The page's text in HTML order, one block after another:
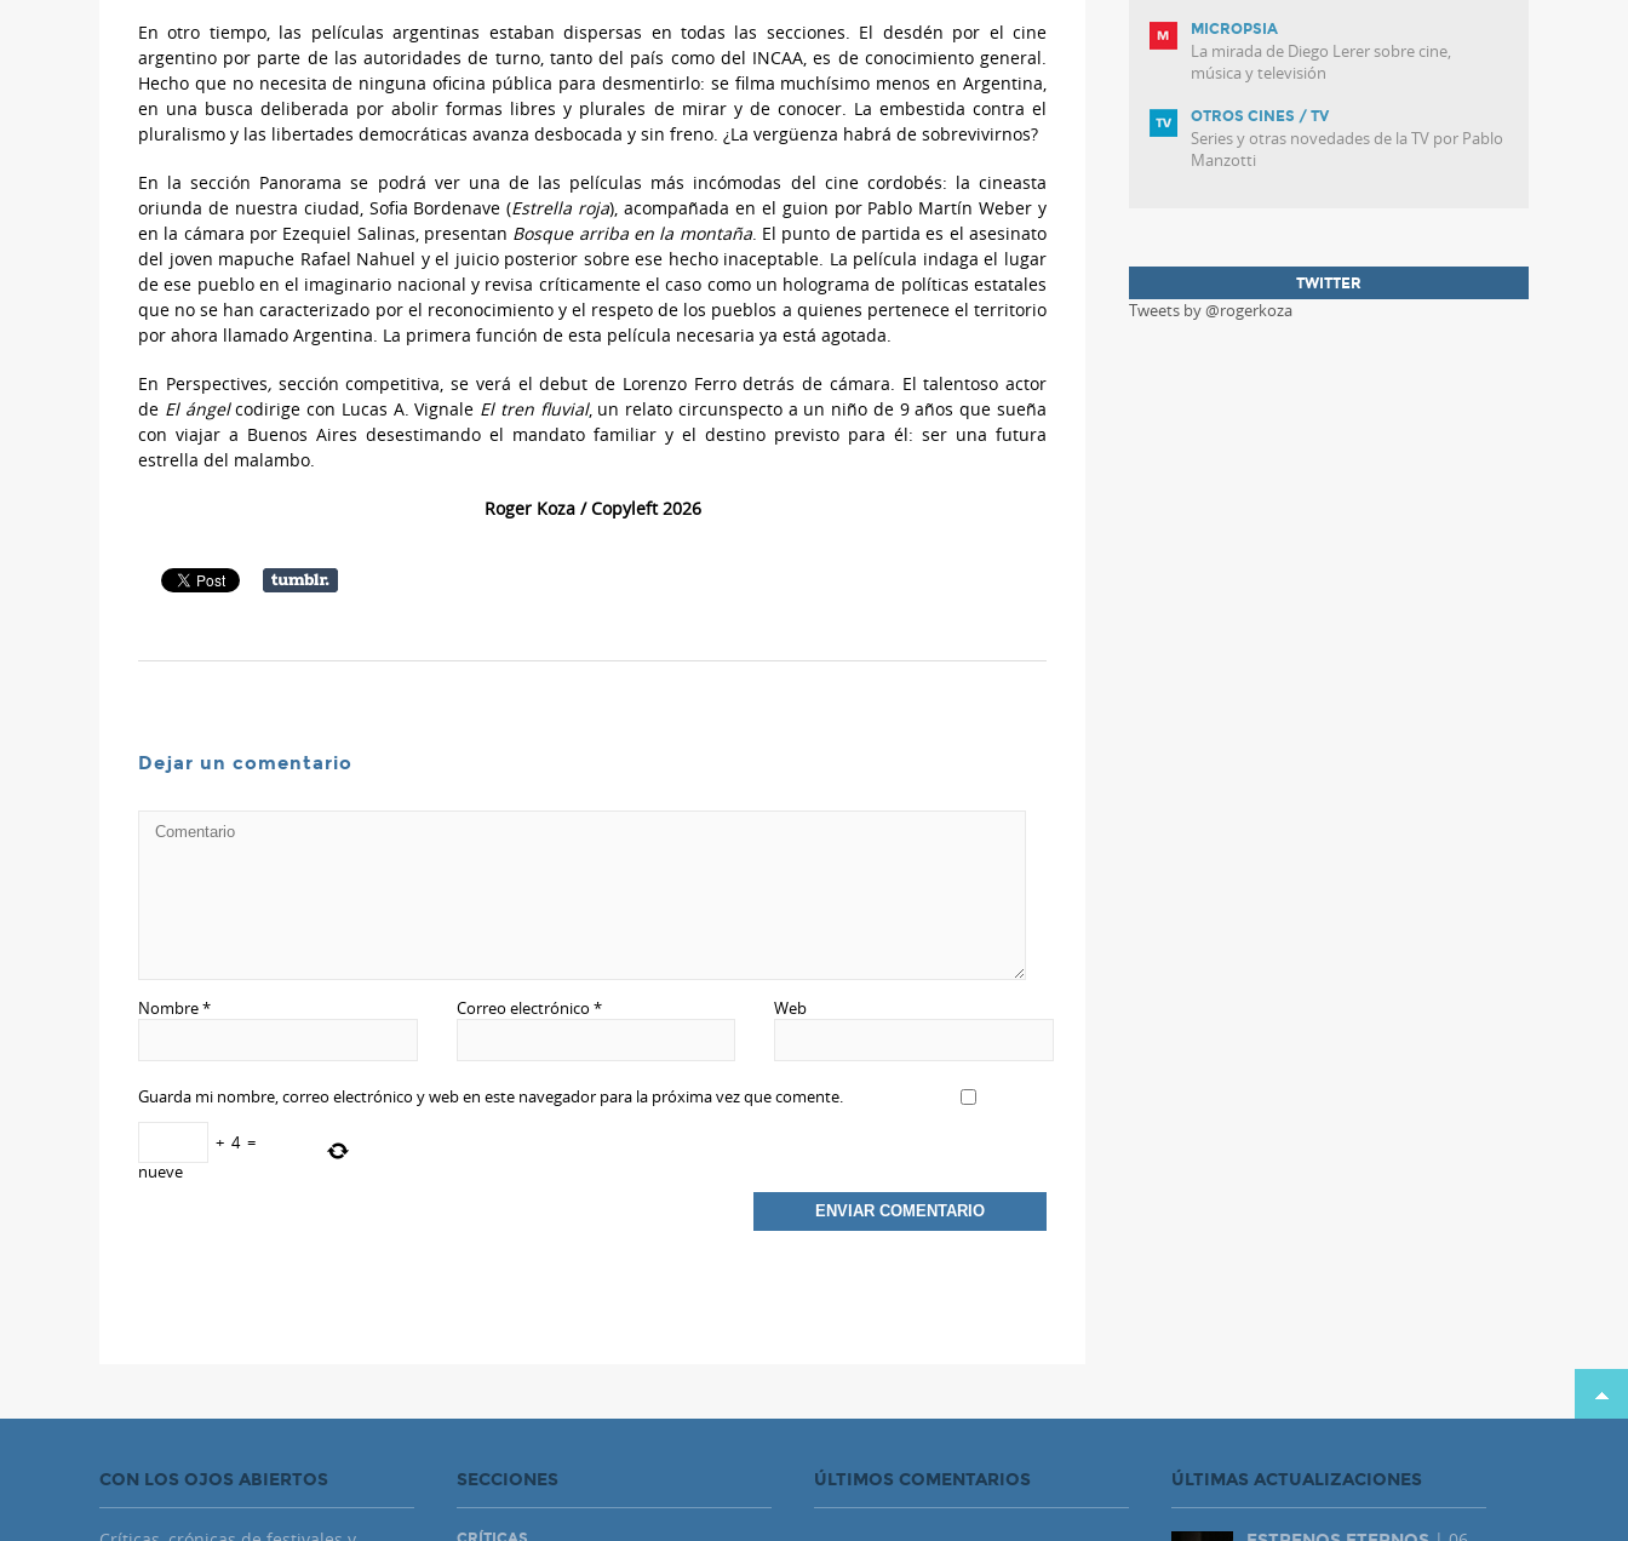
En otro tiempo, las películas argentinas estaban dispersas en todas las secciones. El desdén por el cine
argentino por parte de las autoridades de turno, tanto del país como del INCAA, es de conocimiento general.
Hecho que no necesita de ninguna oficina pública para desmentirlo: se filma muchísimo menos en Argentina,
en una busca deliberada por abolir formas libres y plurales de mirar y de conocer. La embestida contra el
pluralismo y las libertades democráticas avanza desbocada y sin freno. ¿La vergüenza habrá de sobrevivirnos?
En la sección Panorama se podrá ver una de las películas más incómodas del cine cordobés: la cineasta
oriunda de nuestra ciudad, Sofia Bordenave (Estrella roja), acompañada en el guion por Pablo Martín Weber y
en la cámara por Ezequiel Salinas, presentan Bosque arriba en la montaña. El punto de partida es el asesinato
del joven mapuche Rafael Nahuel y el juicio posterior sobre ese hecho inaceptable. La película indaga el lugar
de ese pueblo en el imaginario nacional y revisa críticamente el caso como un holograma de políticas estatales
que no se han caracterizado por el reconocimiento y el respeto de los pueblos a quienes pertenece el territorio
por ahora llamado Argentina. La primera función de esta película necesaria ya está agotada.
En Perspectives, sección competitiva, se verá el debut de Lorenzo Ferro detrás de cámara. El talentoso actor
de El ángelcodirige con Lucas A. Vignale El tren fluvial, un relato circunspecto a un niño de 9 años que sueña
con viajar a Buenos Aires desestimando el mandato familiar y el destino previsto para él: ser una futura
estrella del malambo.
Roger Koza / Copyleft 2026
Dejar un comentario
Nombre* Correo electrónico * Web
Guarda mi nombre, correo electrónico y web en este navegador para la próxima vez que comente.
+ 4 =
nueve
MICROPSIA
La mirada de Diego Lerer sobre cine,
música y televisión
OTROS CINES / TV
Series y otras novedades de la TV por Pablo
Manzotti
TWITTER
Tweets by @rogerkoza
CON LOS OJOS ABIERTOS SECCIONES ÚLTIMOS COMENTARIOS ÚLTIMAS ACTUALIZACIONES